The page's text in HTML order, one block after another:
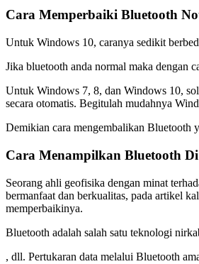
Cara Memperbaiki Bluetooth
Untuk Windows 10, caranya sedikit
Jika bluetooth anda normal maka dengan
Untuk Windows 7, 8, dan Windows 10,
secara otomatis. Begitulah mudahnya
Demikian cara mengembalikan Bluetooth
Cara Menampilkan Bluetooth
Seorang ahli geofisika dengan minat
bermanfaat dan berkualitas, pada artikel
memperbaikinya.
Bluetooth adalah salah satu teknologi
, dll. Pertukaran data melalui Bluetooth